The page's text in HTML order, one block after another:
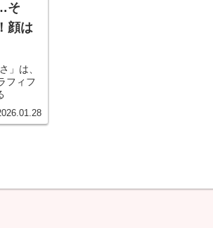
そ
顔は
」は、
フィフ